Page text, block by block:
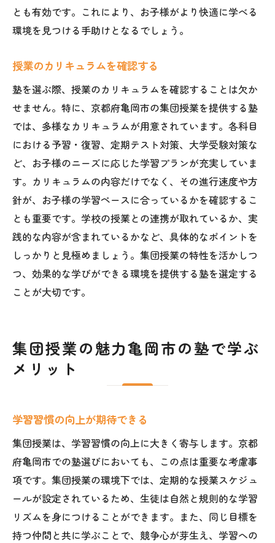
とも有効です。これにより、お子様がより快適に学べる
環境を見つける手助けとなるでしょう。
授業のカリキュラムを確認する
塾を選ぶ際、授業のカリキュラムを確認することは欠か
せません。特に、京都府亀岡市の集団授業を提供する塾
では、多様なカリキュラムが用意されています。各科目
における予習・復習、定期テスト対策、大学受験対策な
ど、お子様のニーズに応じた学習プランが充実していま
す。カリキュラムの内容だけでなく、その進行速度や方
針が、お子様の学習ペースに合っているかを確認するこ
とも重要です。学校の授業との連携が取れているか、実
践的な内容が含まれているかなど、具体的なポイントを
しっかりと見極めましょう。集団授業の特性を活かしつ
つ、効果的な学びができる環境を提供する塾を選定する
ことが大切です。
集団授業の魅力亀岡市の塾で学ぶ
メリット
学習習慣の向上が期待できる
集団授業は、学習習慣の向上に大きく寄与します。京都
府亀岡市での塾選びにおいても、この点は重要な考慮事
項です。集団授業の環境下では、定期的な授業スケジュ
ールが設定されているため、生徒は自然と規則的な学習
リズムを身につけることができます。また、同じ目標を
持つ仲間と共に学ぶことで、競争心が芽生え、学習への